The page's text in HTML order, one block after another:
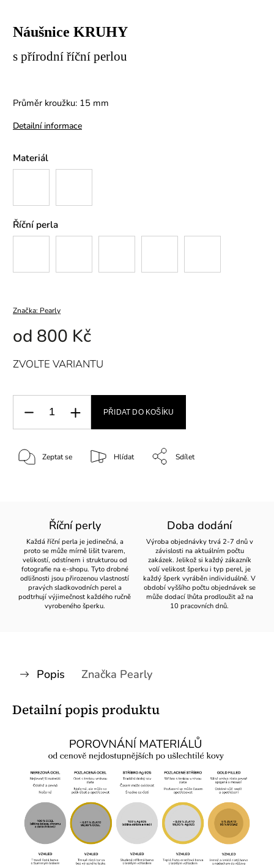
Náušnice KRUHY
s přírodní říční perlou
Průměr kroužku: 15 mm
Detailní informace
Materiál
Říční perla
Značka: Pearly
od 800 Kč
ZVOLTE VARIANTU
PŘIDAT DO KOŠÍKU
Zeptat se Hlídat Sdílet
Říční perly
Každá říční perla je jedinečná, a
proto se může mírně lišit tvarem,
velikostí, odstínem i strukturou od
fotografie na e-shopu. Tyto drobné
odlišnosti jsou přirozenou vlastností
pravých sladkovodních perel a
podtrhují výjimečnost každého ručně
vyrobeného šperku.
Doba dodání
Výroba objednávky trvá 2-7 dnů v
závislosti na aktuálním počtu
zakázek. Jelikož si každý zákazník
volí velikost šperku i typ perel, je
každý šperk vyráběn individuálně. V
období vyššího počtu objednávek se
může dodací lhůta prodloužit až na
10 pracovních dnů.
Popis Značka Pearly
Detailní popis produktu